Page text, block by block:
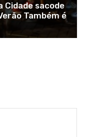
Cidade sacode
Também é